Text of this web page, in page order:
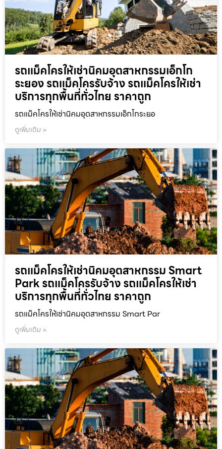
รถแม็คโครให้เช่านิคมอุตสาหกรรมเอ็กโก
ระยอง รถแม็คโครรับจ้าง รถแม็คโครให้เช่า
บริการทุกพื้นที่ทั่วไทย ราคาถูก
รถแม็คโครให้เช่านิคมอุตสาหกรรมเอ็กโกระยอ
ดูเพิ่มเติม »
รถแม็คโครให้เช่านิคมอุตสาหกรรม Smart
Park รถแม็คโครรับจ้าง รถแม็คโครให้เช่า
บริการทุกพื้นที่ทั่วไทย ราคาถูก
รถแม็คโครให้เช่านิคมอุตสาหกรรม Smart Par
ดูเพิ่มเติม »